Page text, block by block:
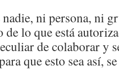
ni persona, ni
lo que está
de colaborar y
que esto sea así,